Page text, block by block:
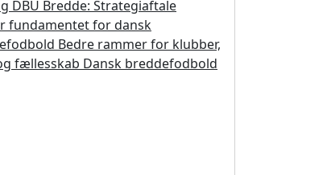
DBU Bredde: Strategiaftale
fundamentet for dansk
Bedre rammer for klubber,
fællesskab Dansk breddefodbold